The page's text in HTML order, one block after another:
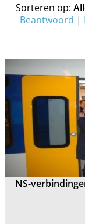
Sorteren op:
Beantwoord |
NS-